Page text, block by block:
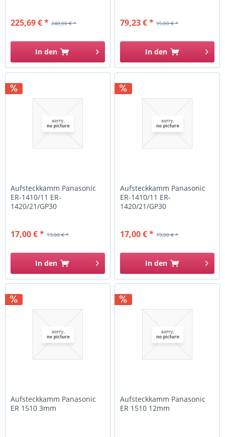
240,00 € *
225,69 € *
In den
95,00 € *
79,23 € *
In den
Aufsteckkamm Panasonic
ER-1410/11 ER-
1420/21/GP30
19,00 € *
17,00 € *
In den
Aufsteckkamm Panasonic
ER-1410/11 ER-
1420/21/GP30
19,00 € *
17,00 € *
In den
Aufsteckkamm Panasonic
ER 1510 3mm
Aufsteckkamm Panasonic
ER 1510 12mm